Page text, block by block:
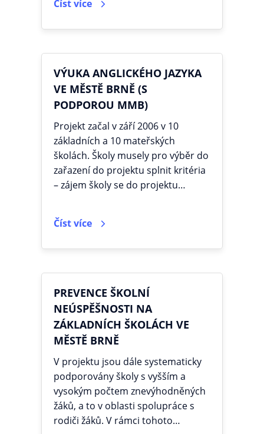
Číst více
VÝUKA ANGLICKÉHO JAZYKA
VE MĚSTĚ BRNĚ (S
PODPOROU MMB)
Projekt začal v září 2006 v 10
základních a 10 mateřských
školách. Školy musely pro výběr do
zařazení do projektu splnit kritéria
– zájem školy se do projektu…
Číst více
PREVENCE ŠKOLNÍ
NEÚSPĚŠNOSTI NA
ZÁKLADNÍCH ŠKOLÁCH VE
MĚSTĚ BRNĚ
V projektu jsou dále systematicky
podporovány školy s vyšším a
vysokým počtem znevýhodněných
žáků, a to v oblasti spolupráce s
rodiči žáků. V rámci tohoto…